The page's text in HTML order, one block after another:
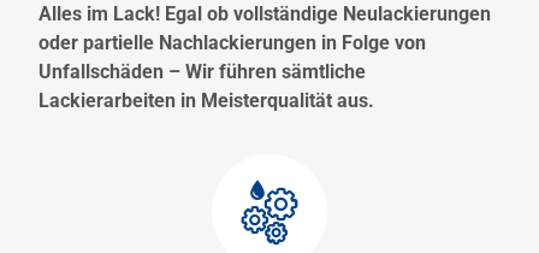
Alles im Lack! Egal ob vollständige Neulackierungen
oder partielle Nachlackierungen in Folge von
Unfallschäden – Wir führen sämtliche
Lackierarbeiten in Meisterqualität aus.